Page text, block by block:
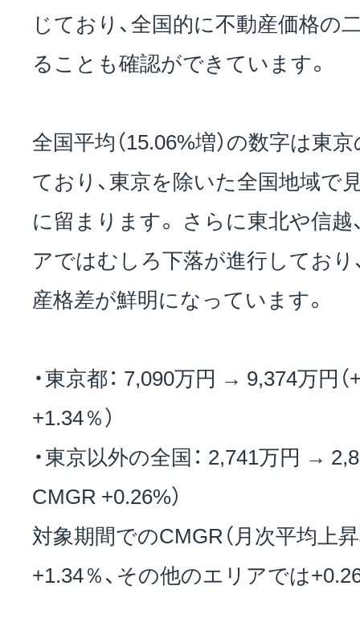
じており、全国的に不動産価格の
ることも確認ができています。
全国平均（15.06%増）の数字は東
ており、東京を除いた全国地域で
に留まります。 さらに東北や信
アではむしろ下落が進行しており
産格差が鮮明になっています。
・東京都： 7,090万円 → 9,374万円
+1.34％）
・東京以外の全国： 2,741万円 →
CMGR +0.26%）
対象期間でのCMGR（月次平均上
+1.34％、その他のエリアでは